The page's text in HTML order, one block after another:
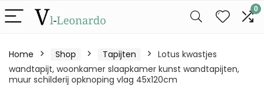
0
Home Shop Tapijten
Lotus kwastjes
wandtapijt, woonkamer slaapkamer kunst wandtapijten,
muur schilderij opknoping vlag 45x120cm